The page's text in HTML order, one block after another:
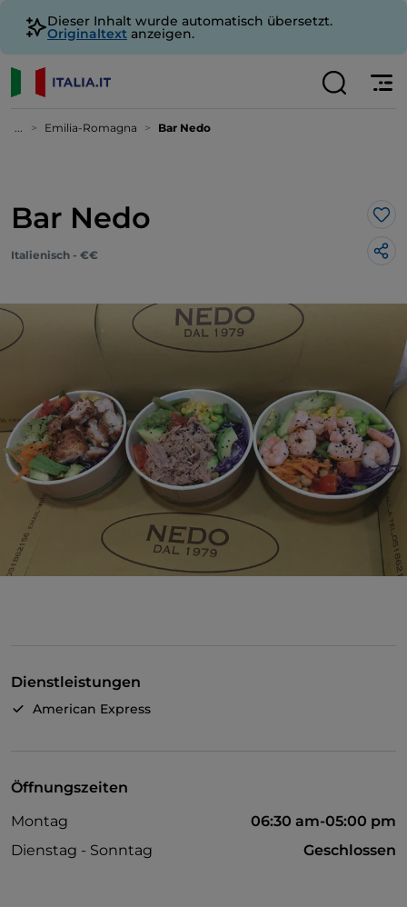
Dieser Inhalt wurde automatisch übersetzt.
Originaltext anzeigen.
... Emilia-Romagna Bar Nedo
Bar Nedo
Italienisch - €€
Dienstleistungen
American Express
Öffnungszeiten
Montag
06:30 am-05:00 pm
Dienstag - Sonntag
Geschlossen